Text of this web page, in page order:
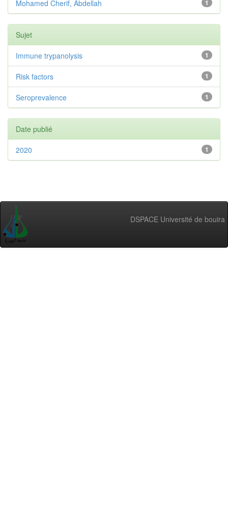
1
Mohamed Cherif, Abdellah
Sujet
1
Immune trypanolysis
1
Risk factors
1
Seroprevalence
Date publié
1
2020
DSPACE Université de bouira